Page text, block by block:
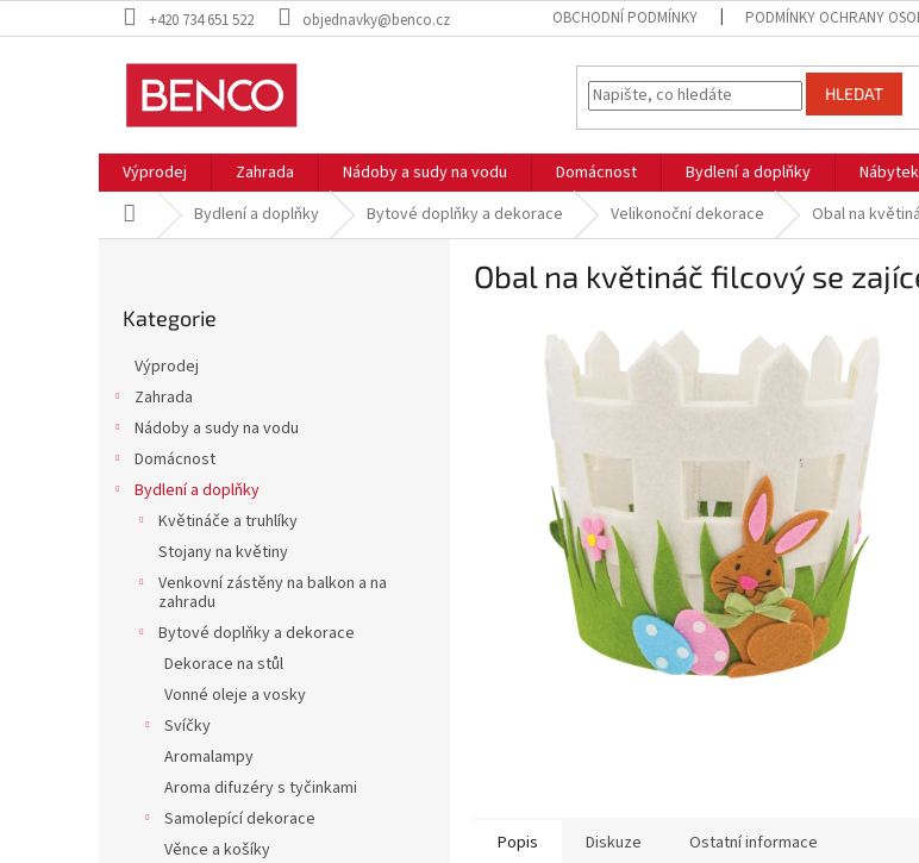
na
+420 734 651 522 objednavky@benco.cz OBCHODNÍ PODMÍNKY PODMÍNKY OCHRANY
HLEDAT
Výprodej Zahrada Nádoby a sudy na vodu Domácnost Bydlení a doplňky Nábytek
Domů Bydlení a doplňky Bytové doplňky a dekorace Velikonoční dekorace Obal na
kategorie
Kategorie
Výprodej
Zahrada
Nádoby a sudy na vodu
Domácnost
Bydlení a doplňky
Květináče a truhlíky
Stojany na květiny
Venkovní zástěny na balkon a na
zahradu
Bytové doplňky a dekorace
Dekorace na stůl
Vonné oleje a vosky
Svíčky
Aromalampy
Aroma difuzéry s tyčinkami
Samolepící dekorace
Věnce a košíky
Obal na květináč filcový se
Popis Diskuze Ostatní informace